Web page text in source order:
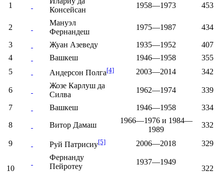
1
Консейсан
1958—1973 453
2
Мануэл
Фернандеш
1975—1987 434
3 Жуан Азеведу 1935—1952
407
4
Вашкеш 1946—1958
355
5
Андерсон Полга[4] 2003—2014 342
6
Жозе Карлуш да
Силва
1962—1974 339
7 Вашкеш 1946—1958 334
8 Витор Дамаш
1966—1976 и 1984—
1989
332
9 Руй Патрисиу[5] 2006—2018 329
10
Фернанду
Пейротеу
1937—1949
322